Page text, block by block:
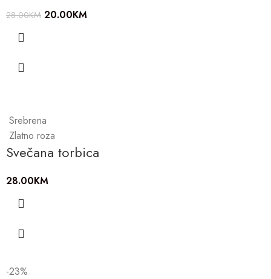
28.00KM 20.00KM
Srebrena
Zlatno roza
Svečana torbica
28.00KM
-23%